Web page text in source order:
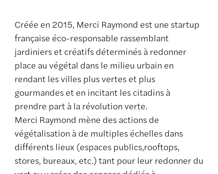
Créée en 2015, Merci Raymond est une startup
française éco-responsable rassemblant
jardiniers et créatifs déterminés à redonner
place au végétal dans le milieu urbain en
rendant les villes plus vertes et plus
gourmandes et en incitant les citadins à
prendre part à la révolution verte.
Merci Raymond mène des actions de
végétalisation à de multiples échelles dans
différents lieux (espaces publics,rooftops,
stores, bureaux, etc.) tant pour leur redonner du